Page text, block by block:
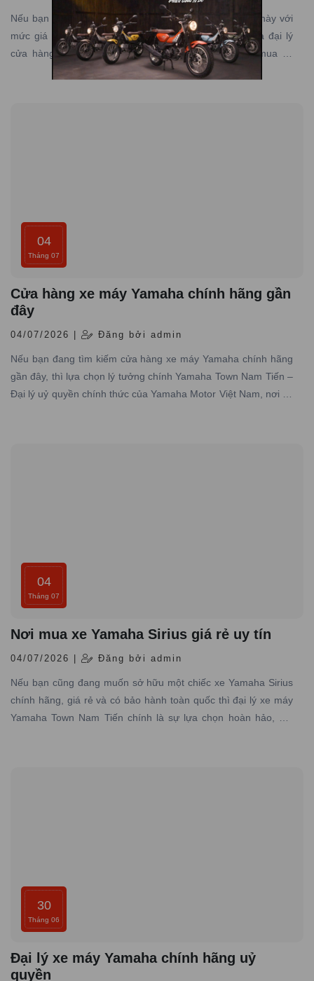
Nếu bạn cũng đang muốn sở hữu dòng xe đầy cá tính này với
mức giá tốt tại khu vực miền Nam, hãy tham khảo qua đại lý
cửa hàng Yamaha Town Nam Tiến, nơi lý tưởng để mua xe
Yamaha PG-1 giá rẻ, chính hãng đáng tin cậy.
04
Tháng 07
Cửa hàng xe máy Yamaha chính hãng gần
đây
04/07/2026 | Đăng bởi admin
Nếu bạn đang tìm kiếm cửa hàng xe máy Yamaha chính hãng
gần đây, thì lựa chọn lý tưởng chính Yamaha Town Nam Tiến –
Đại lý uỷ quyền chính thức của Yamaha Motor Việt Nam, nơi có
04
Tháng 07
Nơi mua xe Yamaha Sirius giá rẻ uy tín
04/07/2026 | Đăng bởi admin
Nếu bạn cũng đang muốn sở hữu một chiếc xe Yamaha Sirius
chính hãng, giá rẻ và có bảo hành toàn quốc thì đại lý xe máy
Yamaha Town Nam Tiến chính là sự lựa chọn hoàn hảo, nơi
30
Tháng 06
Đại lý xe máy Yamaha chính hãng uỷ
quyền